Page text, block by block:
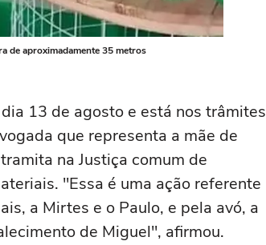
de aproximadamente 35 metros
13 de agosto e está nos trâmites
que representa a mãe de
na Justiça comum de
"Essa é uma ação referente
a Mirtes e o Paulo, e pela avó, a
de Miguel", afirmou.